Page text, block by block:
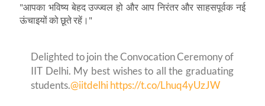
"आपका भविष्य बेहद उज्ज्वल हो और आप निरंतर और साहसपूर्वक नई
ऊंचाइयों को छूते रहें।"
Delighted to join the Convocation Ceremony of
IIT Delhi. My best wishes to all the graduating
students.@iitdelhihttps://t.co/Lhuq4yUzJW